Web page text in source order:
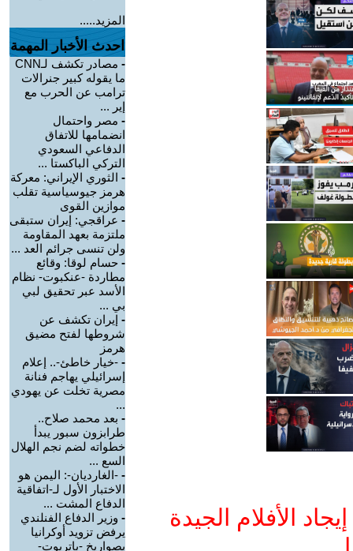
الأفلام الجيدة
المزيد.....
احدث الأخبار المهمة
-
مصادر تكشف لـCNN
ما يقوله كبير جنرالات
ترامب عن الحرب مع
إير ...
- مصر واحتمال
انضمامها للاتفاق
الدفاعي السعودي
التركي الباكستا ...
- الثوري الإيراني: معركة
هرمز جيوسياسية تقلب
موازين القوى
- عراقجي: إيران ستبقى
ملتزمة بعهد المقاومة
ولن تنسى جرائم العد ...
- حسام لوقا: وقائع
مطاردة -عنكبوت- نظام
الأسد عبر تحقيق لبي
بي ...
- إيران تكشف عن
شروطها لفتح مضيق
هرمز
- -خيار خاطئ-.. إعلام
إسرائيلي يهاجم فنانة
مصرية تخلت عن يهودي
...
- بعد محمد صلاح..
طرابزون سبور يبدأ
خطواته لضم نجم الهلال
السع ...
- -الغارديان-: اليمن هو
الاختبار الأول لـ-اتفاقية
الدفاع المشت ...
- وزير الدفاع الفنلندي
يرفض تزويد أوكرانيا
بصواريخ -باتريوت-